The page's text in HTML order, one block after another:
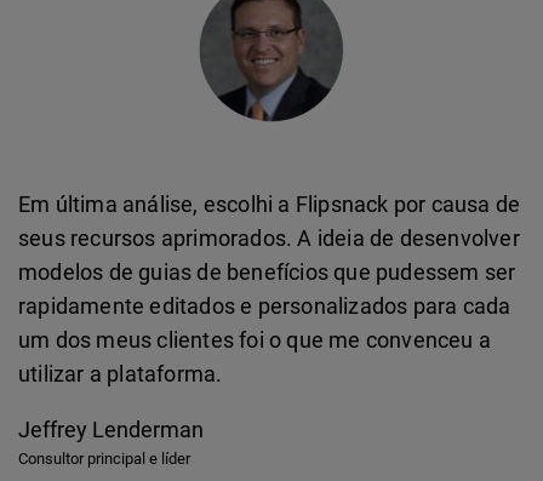
Em última análise, escolhi a Flipsnack por causa de
seus recursos aprimorados. A ideia de desenvolver
modelos de guias de benefícios que pudessem ser
rapidamente editados e personalizados para cada
um dos meus clientes foi o que me convenceu a
utilizar a plataforma.
Jeffrey Lenderman
Consultor principal e líder